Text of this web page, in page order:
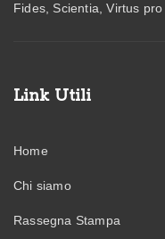
Fides, Scientia, Virtus
Link Utili
Home
Chi siamo
Rassegna Stampa